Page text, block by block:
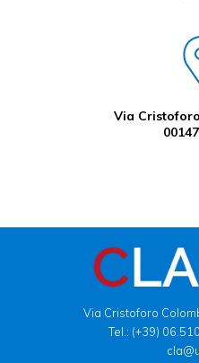
Via
Via Cristoforo
Tel.: (+39)